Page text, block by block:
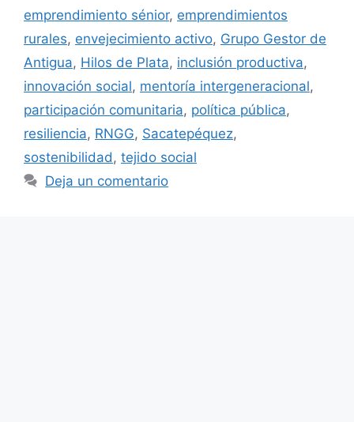
emprendimiento sénior, emprendimientos
rurales, envejecimiento activo, Grupo Gestor de
Antigua, Hilos de Plata, inclusión productiva,
innovación social, mentoría intergeneracional,
participación comunitaria, política pública,
resiliencia, RNGG, Sacatepéquez,
sostenibilidad , tejido social
Deja un comentario